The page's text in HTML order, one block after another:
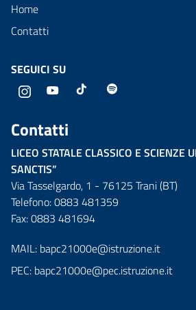
Home
Contatti
SEGUICI SU
Instagram
Contatti
LICEO STATALE CLASSICO E SCIENZE
SANCTIS”
Via Tasselgardo, 1 - 76125 Trani (BT)
Telefono: 0883 481359
Fax: 0883 481694
MAIL: bapc21000e@istruzione.it
PEC: bapc21000e@pec.istruzione.it